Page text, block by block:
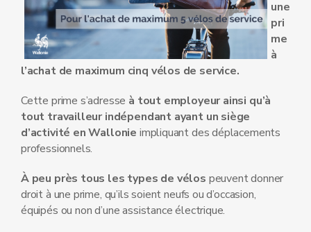
une
pri
me
à
l’achat de maximum cinq vélos de service.
Cette prime s’adresse à tout employeur ainsi qu’à
tout travailleur indépendant ayant un siège
d’activité en Wallonie impliquant des déplacements
professionnels.
À peu près tous les types de vélos peuvent donner
droit à une prime, qu’ils soient neufs ou d’occasion,
équipés ou non d’une assistance électrique.